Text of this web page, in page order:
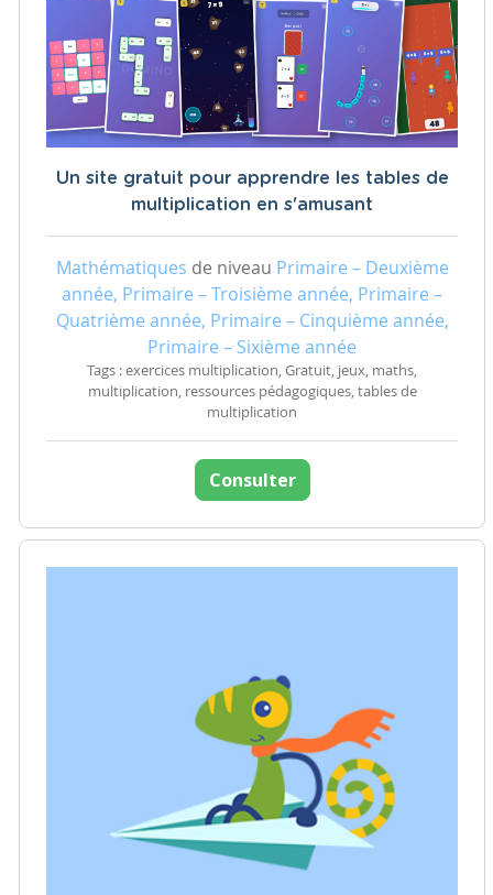
Un site gratuit pour apprendre les tables de
multiplication en s'amusant
Mathématiques de niveau Primaire – Deuxième
année, Primaire – Troisième année, Primaire –
Quatrième année, Primaire – Cinquième année,
Primaire – Sixième année
Tags : exercices multiplication, Gratuit, jeux, maths,
multiplication, ressources pédagogiques, tables de
multiplication
Consulter